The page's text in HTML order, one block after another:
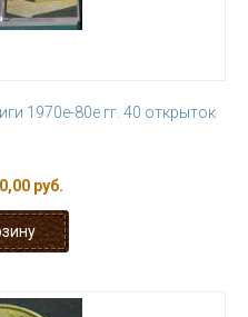
1970е-80е гг. 40 открыток
руб.